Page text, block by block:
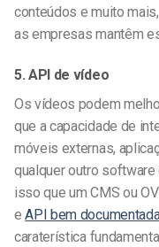
conteúdos e muito
as empresas mantêm
5. API de vídeo
Os vídeos podem
que a capacidade de
móveis externas,
qualquer outro
isso que um CMS ou
eAPI bem
caraterística